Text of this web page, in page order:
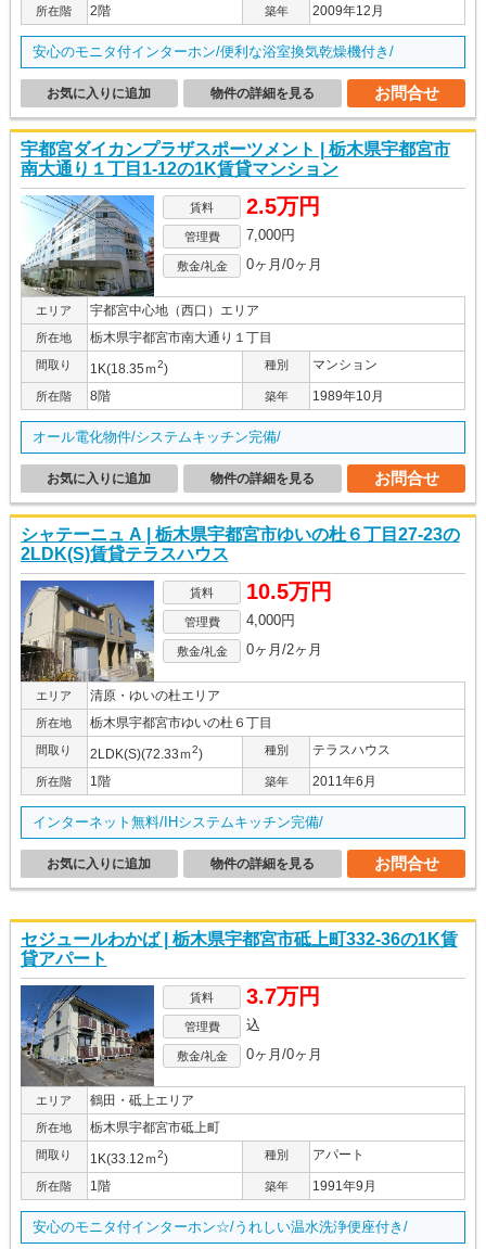
所在階 2階 築年 2009年12月
安心のモニタ付インターホン/便利な浴室換気乾燥機付き/
お問合せ
物件の詳細を見る
お気に入りに追加
宇都宮ダイカンプラザスポーツメント | 栃木県宇都宮市
南大通り１丁目1-12の1K賃貸マンション
賃料 2.5万円
管理費 7,000円
敷金/礼金 0ヶ月/0ヶ月
エリア 宇都宮中心地（西口）エリア
所在地 栃木県宇都宮市南大通り１丁目
間取り 1K(18.35ｍ2) 種別 マンション
所在階 8階 築年 1989年10月
オール電化物件/システムキッチン完備/
お問合せ
物件の詳細を見る
お気に入りに追加
シャテーニュ A | 栃木県宇都宮市ゆいの杜６丁目27-23の
2LDK(S)賃貸テラスハウス
賃料 10.5万円
管理費 4,000円
敷金/礼金 0ヶ月/2ヶ月
エリア 清原・ゆいの杜エリア
所在地 栃木県宇都宮市ゆいの杜６丁目
間取り 2LDK(S)(72.33ｍ2) 種別 テラスハウス
所在階 1階 築年 2011年6月
インターネット無料/IHシステムキッチン完備/
お問合せ
物件の詳細を見る
お気に入りに追加
セジュールわかば | 栃木県宇都宮市砥上町332-36の1K賃
貸アパート
賃料 3.7万円
管理費 込
敷金/礼金 0ヶ月/0ヶ月
エリア 鶴田・砥上エリア
所在地 栃木県宇都宮市砥上町
間取り 1K(33.12ｍ2) 種別 アパート
所在階 1階 築年 1991年9月
安心のモニタ付インターホン☆/うれしい温水洗浄便座付き/